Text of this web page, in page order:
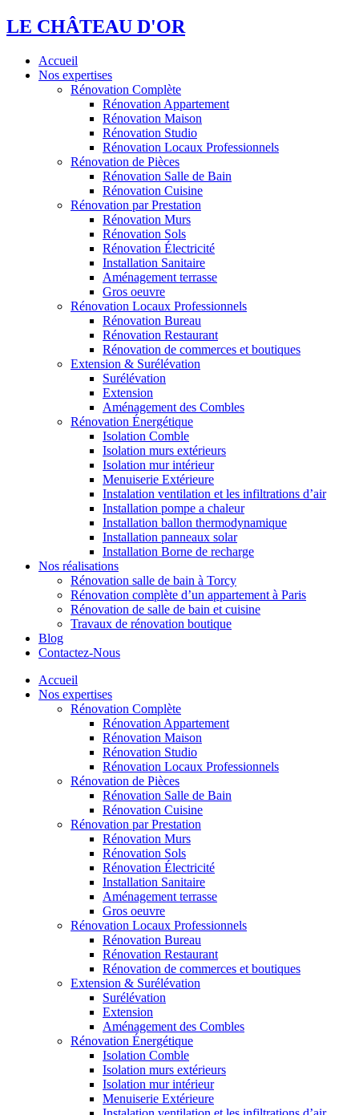
LE CHÂTEAU D'OR
Accueil
Nos expertises
Rénovation Complète
Rénovation Appartement
Rénovation Maison
Rénovation Studio
Rénovation Locaux Professionnels
Rénovation de Pièces
Rénovation Salle de Bain
Rénovation Cuisine
Rénovation par Prestation
Rénovation Murs
Rénovation Sols
Rénovation Électricité
Installation Sanitaire
Aménagement terrasse
Gros oeuvre
Rénovation Locaux Professionnels
Rénovation Bureau
Rénovation Restaurant
Rénovation de commerces et boutiques
Extension & Surélévation
Surélévation
Extension
Aménagement des Combles
Rénovation Énergétique
Isolation Comble
Isolation murs extérieurs
Isolation mur intérieur
Menuiserie Extérieure
Instalation ventilation et les infiltrations d’air
Installation pompe a chaleur
Installation ballon thermodynamique
Installation panneaux solar
Installation Borne de recharge
Nos réalisations
Rénovation salle de bain à Torcy
Rénovation complète d’un appartement à Paris
Rénovation de salle de bain et cuisine
Travaux de rénovation boutique
Blog
Contactez-Nous
Accueil
Nos expertises
Rénovation Complète
Rénovation Appartement
Rénovation Maison
Rénovation Studio
Rénovation Locaux Professionnels
Rénovation de Pièces
Rénovation Salle de Bain
Rénovation Cuisine
Rénovation par Prestation
Rénovation Murs
Rénovation Sols
Rénovation Électricité
Installation Sanitaire
Aménagement terrasse
Gros oeuvre
Rénovation Locaux Professionnels
Rénovation Bureau
Rénovation Restaurant
Rénovation de commerces et boutiques
Extension & Surélévation
Surélévation
Extension
Aménagement des Combles
Rénovation Énergétique
Isolation Comble
Isolation murs extérieurs
Isolation mur intérieur
Menuiserie Extérieure